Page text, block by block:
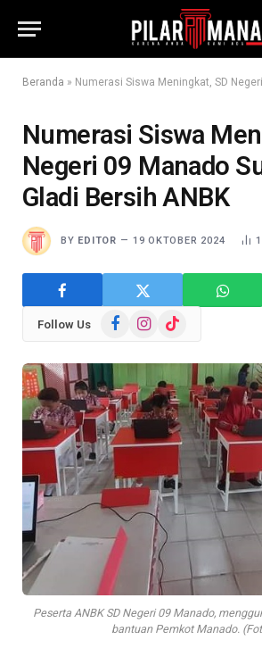
Beranda » Numerasi Siswa Meningkat, SD Negeri 09
Numerasi Siswa
Negeri 09 Manado
Gladi Bersih ANBK
BY EDITOR 19 OKTOBER 2024
Follow Us FacebookInstagram
TikTok
Peserta ANBK SD Negeri 09 Manado,
bantuan Pemkot Manado.